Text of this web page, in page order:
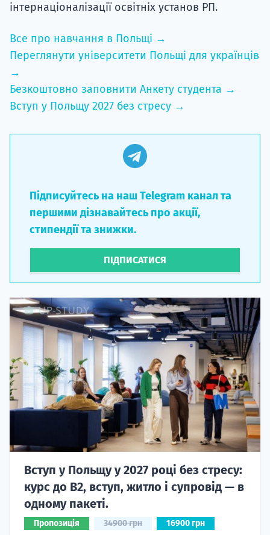
інтернаціоналізації освітніх установ РП.
Все про навчання в Польщі →
Переглянути університети Польщі для українців
→
Безкоштовно заповнити Анкету студента →
Вступ у Польщу 2027 без стресу →
Підписуйтесь на наш Telegram канал та
першими дізнавайтесь про акції,
стипендії та знижки.
ПІДПИСАТИСЯ
Вступ у Польщу у 2027 році без стресу:
курс до B2, вступ, житло і супровід — в
одному пакеті.
Пропозиція 34900 грн 16900 грн